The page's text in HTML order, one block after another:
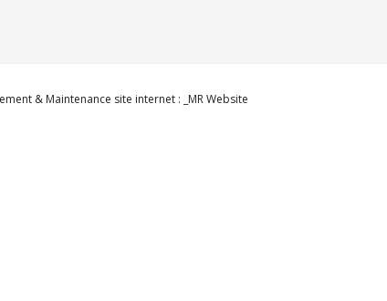
& Maintenance site internet : _MR Website